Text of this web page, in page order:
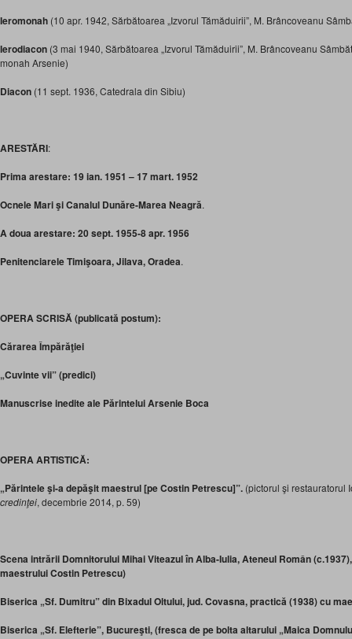
Ieromonah (10 apr. 1942, Sărbătoarea „Izvorul Tămăduirii”, M. Brâncoveanu
Ierodiacon (3 mai 1940, Sărbătoarea „Izvorul Tămăduirii”, M. Brâncoveanu
monah Arsenie)
Diacon (11 sept. 1936, Catedrala din Sibiu)
ARESTĂRI:
Prima arestare: 19 ian. 1951 – 17 mart. 1952
Ocnele Mari şi Canalul Dunăre-Marea Neagră.
A doua arestare: 20 sept. 1955-8 apr. 1956
Penitenciarele Timişoara, Jilava, Oradea.
OPERA SCRISĂ (publicată postum):
Cărarea Împărăţiei
„Cuvinte vii” (predici)
Manuscrise inedite ale Părintelui Arsenie Boca
OPERA ARTISTICĂ:
„Părintele şi-a depăşit maestrul[pe Costin Petrescu]”. (pictorul şi restauratorul
credinţei, decembrie 2014, p. 59)
Scena intrării Domnitorului Mihai Viteazul în Alba-Iulia, Ateneul Român
maestrului Costin Petrescu)
Biserica „Sf. Dumitru” din Bixadul Oltului, jud. Covasna, practică (1938) cu
Biserica „Sf. Elefterie”, Bucureşti, (fresca de pe bolta altarului „Maica